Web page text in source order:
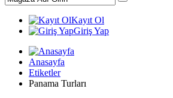
Kayıt Ol
Giriş Yap
Anasayfa
Etiketler
Panama Turları